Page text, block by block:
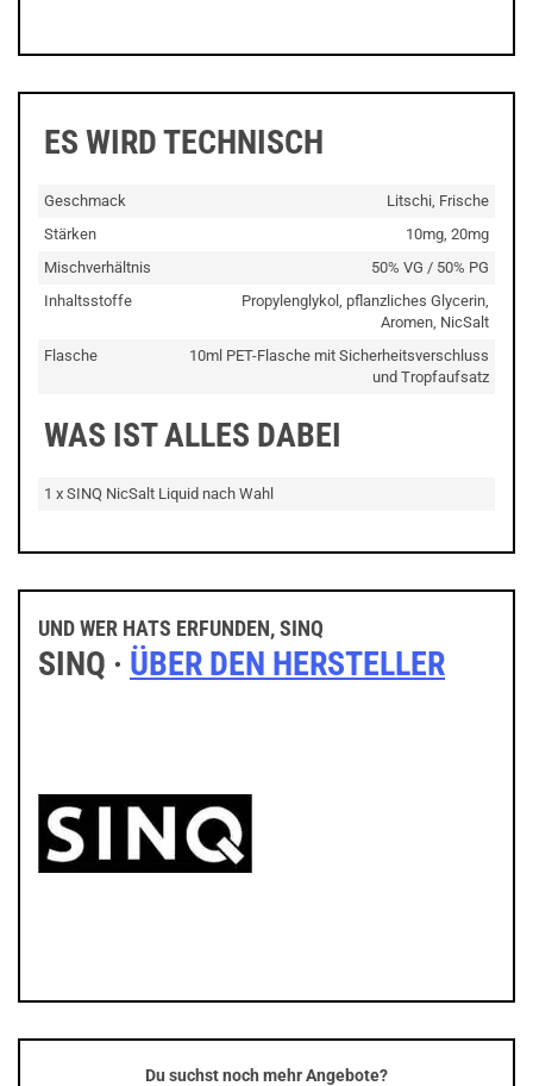
ES WIRD TECHNISCH
Geschmack
Litschi, Frische
Stärken
10mg, 20mg
Mischverhältnis
50% VG / 50% PG
Inhaltsstoffe
Propylenglykol, pflanzliches Glycerin,
Aromen, NicSalt
Flasche
10ml PET-Flasche mit Sicherheitsverschluss
und Tropfaufsatz
WAS IST ALLES DABEI
1 x SINQ NicSalt Liquid nach Wahl
UND WER HATS ERFUNDEN, SINQ
SINQ · ÜBER DEN HERSTELLER
Du suchst noch mehr Angebote?